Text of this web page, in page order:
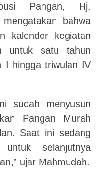
Pangan, Hj.
bahwa
kalender kegiatan
untuk satu tahun
I hingga triwulan IV
sudah menyusun
Pangan Murah
Saat ini sedang
selanjutnya
ujar Mahmudah.